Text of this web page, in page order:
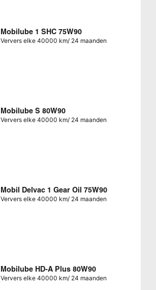
Mobilube 1 SHC 75W90
Ververs elke 40000 km/ 24 maanden
Mobilube S 80W90
Ververs elke 40000 km/ 24 maanden
Mobil Delvac 1 Gear Oil 75W90
Ververs elke 40000 km/ 24 maanden
Mobilube HD-A Plus 80W90
Ververs elke 40000 km/ 24 maanden